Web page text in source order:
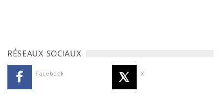
RÉSEAUX SOCIAUX
Facebook X